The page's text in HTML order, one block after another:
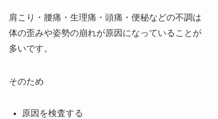
肩こり・腰痛・生理痛・頭痛・便秘などの不調は
体の歪みや姿勢の崩れが原因になっていることが
多いです。
そのため
原因を検査する